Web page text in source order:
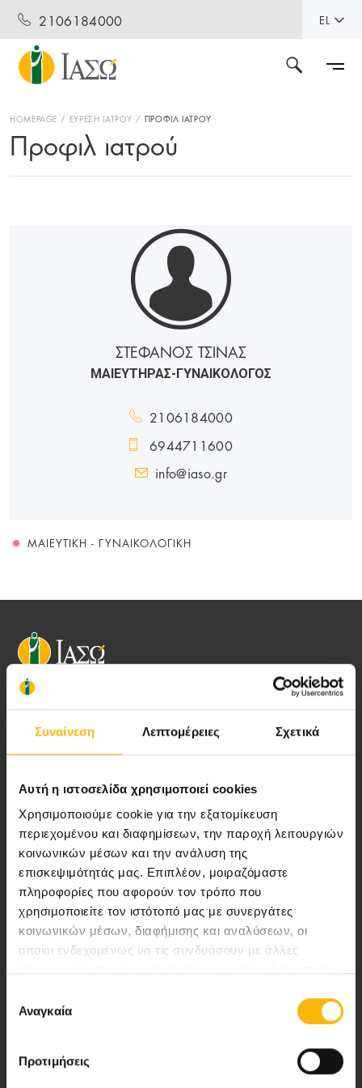
Συναίνεση Λεπτομέρειες Σχετικά
Αυτή η ιστοσελίδα χρησιμοποιεί cookies
Χρησιμοποιούμε cookie για την εξατομίκευση
περιεχομένου και διαφημίσεων, την παροχή λειτουργιών
κοινωνικών μέσων και την ανάλυση της
επισκεψιμότητάς μας. Επιπλέον, μοιραζόμαστε
πληροφορίες που αφορούν τον τρόπο που
χρησιμοποιείτε τον ιστότοπό μας με συνεργάτες
κοινωνικών μέσων, διαφήμισης και αναλύσεων, οι
οποίοι ενδεχομένως να τις συνδυάσουν με άλλες
των υπηρεσιών τους.
συγκατάθεσης
Αναγκαία
Προτιμήσεις
2106184000 EL
HOMEPAGE ΕΥΡΕΣΗ ΙΑΤΡΟΥ ΠΡΟΦΙΛ ΙΑΤΡΟΥ
Προφιλ ιατρού
ΣΤΕΦΑΝΟΣ ΤΣΙΝΑΣ
ΜΑΙΕΥΤΗΡΑΣ-ΓΥΝΑΙΚΟΛΟΓΟΣ
2106184000
6944711600
info@iaso.gr
ΜΑΙΕΥΤΙΚΉ - ΓΥΝΑΙΚΟΛΟΓΙΚΉ
ποιότητας ολοκληρωμένες υπηρεσίες
Περιοχή Ιατρών
Εκδηλώσεις